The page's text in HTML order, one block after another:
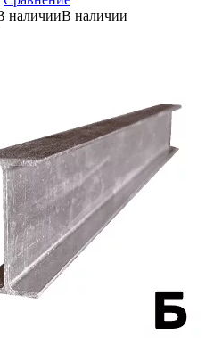
В наличии